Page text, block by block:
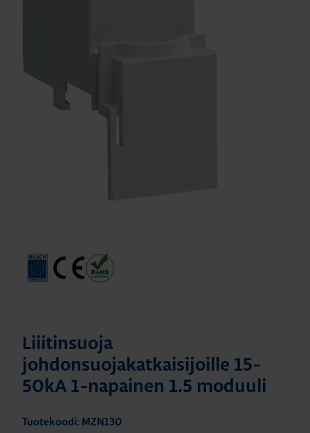
Liiitinsuoja
johdonsuojakatkaisijoille 15-
50kA 1-napainen 1.5 moduuli
Tuotekoodi: MZN130